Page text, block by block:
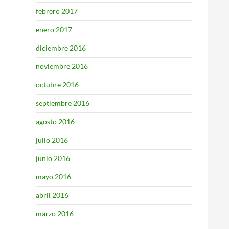
febrero 2017
enero 2017
diciembre 2016
noviembre 2016
octubre 2016
septiembre 2016
agosto 2016
julio 2016
junio 2016
mayo 2016
abril 2016
marzo 2016